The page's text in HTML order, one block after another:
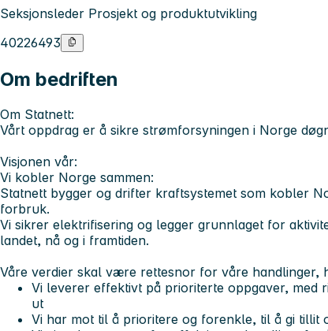
Seksjonsleder Prosjekt og produktutvikling
40226493
Om bedriften
Om Statnett:
Vårt oppdrag er å sikre strømforsyningen i Norge
Visjonen vår:
Vi kobler Norge sammen:
Statnett bygger og drifter kraftsystemet som kobler
forbruk.
Vi sikrer elektrifisering og legger grunnlaget for
landet, nå og i framtiden.
Våre verdier skal være rettesnor for våre handlinger,
Vi leverer effektivt på prioriterte oppgaver, med
ut
Vi har mot til å prioritere og forenkle, til å gi tillit